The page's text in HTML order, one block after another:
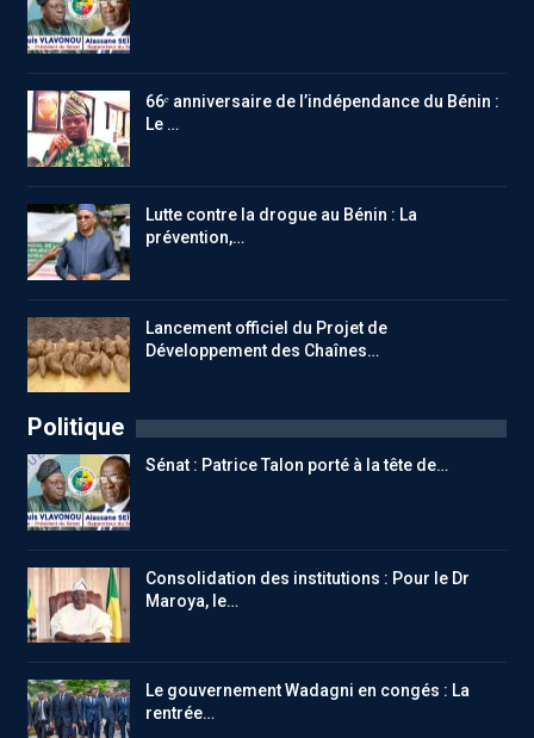
66ᵉ anniversaire de l’indépendance du Bénin :
Le …
Lutte contre la drogue au Bénin : La
prévention,…
Lancement officiel du Projet de
Développement des Chaînes…
Politique
Sénat : Patrice Talon porté à la tête de…
Consolidation des institutions : Pour le Dr
Maroya, le…
Le gouvernement Wadagni en congés : La
rentrée…